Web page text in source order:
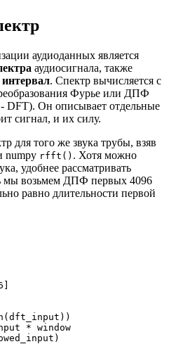
аудиоданных является
аудиосигнала, также
. Спектр вычисляется с
Фурье или ДПФ
DFT). Он описывает отдельные
сигнал, и их силу.
для того же звука трубы, взяв
rfft() . Хотя можно
удобнее рассматривать
мы возьмем ДПФ первых 4096
равно длительности первой
(dft_input))
* window